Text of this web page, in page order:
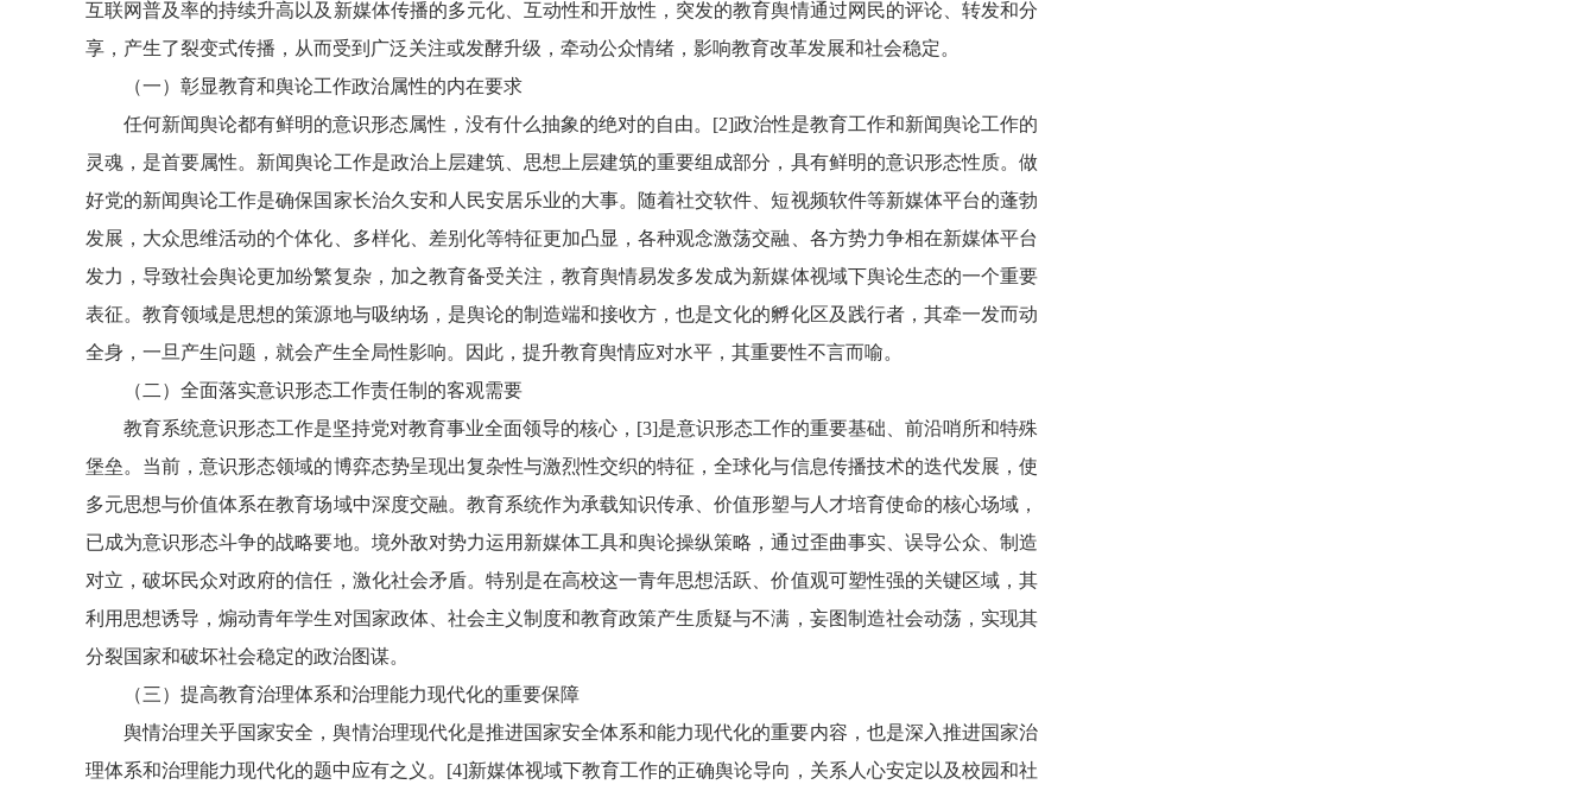
互联网普及率的持续升高以及新媒体传播的多元化、互动性和开放性，突发的教育舆情通过网民的评论、转发和分
享，产生了裂变式传播，从而受到广泛关注或发酵升级，牵动公众情绪，影响教育改革发展和社会稳定。
（一）彰显教育和舆论工作政治属性的内在要求
任何新闻舆论都有鲜明的意识形态属性，没有什么抽象的绝对的自由。[2]政治性是教育工作和新闻舆论工作的
灵魂，是首要属性。新闻舆论工作是政治上层建筑、思想上层建筑的重要组成部分，具有鲜明的意识形态性质。做
好党的新闻舆论工作是确保国家长治久安和人民安居乐业的大事。随着社交软件、短视频软件等新媒体平台的蓬勃
发展，大众思维活动的个体化、多样化、差别化等特征更加凸显，各种观念激荡交融、各方势力争相在新媒体平台
发力，导致社会舆论更加纷繁复杂，加之教育备受关注，教育舆情易发多发成为新媒体视域下舆论生态的一个重要
表征。教育领域是思想的策源地与吸纳场，是舆论的制造端和接收方，也是文化的孵化区及践行者，其牵一发而动
全身，一旦产生问题，就会产生全局性影响。因此，提升教育舆情应对水平，其重要性不言而喻。
（二）全面落实意识形态工作责任制的客观需要
教育系统意识形态工作是坚持党对教育事业全面领导的核心，[3]是意识形态工作的重要基础、前沿哨所和特殊
堡垒。当前，意识形态领域的博弈态势呈现出复杂性与激烈性交织的特征，全球化与信息传播技术的迭代发展，使
多元思想与价值体系在教育场域中深度交融。教育系统作为承载知识传承、价值形塑与人才培育使命的核心场域，
已成为意识形态斗争的战略要地。境外敌对势力运用新媒体工具和舆论操纵策略，通过歪曲事实、误导公众、制造
对立，破坏民众对政府的信任，激化社会矛盾。特别是在高校这一青年思想活跃、价值观可塑性强的关键区域，其
利用思想诱导，煽动青年学生对国家政体、社会主义制度和教育政策产生质疑与不满，妄图制造社会动荡，实现其
分裂国家和破坏社会稳定的政治图谋。
（三）提高教育治理体系和治理能力现代化的重要保障
舆情治理关乎国家安全，舆情治理现代化是推进国家安全体系和能力现代化的重要内容，也是深入推进国家治
理体系和治理能力现代化的题中应有之义。[4]新媒体视域下教育工作的正确舆论导向，关系人心安定以及校园和社